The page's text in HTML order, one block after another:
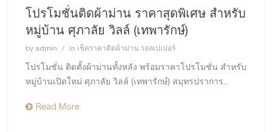
โปรโมชั่นติดผ้าม่าน ราคาสุดพิเศษ สำหรับ
หมู่บ้าน ศุภาลัย วิลล์ (เทพารักษ์)
by admin in เช็คราคาติดผ้าม่าน วอลเปเปอร์
โปรโมชั่น ติดตั้งผ้าม่านทั้งหลัง พร้อมราคาโปรโมชั่น สำหรับ
หมู่บ้านเปิดใหม่ ศุภาลัย วิลล์ (เทพารักษ์) สมุทรปราการ...
Read More